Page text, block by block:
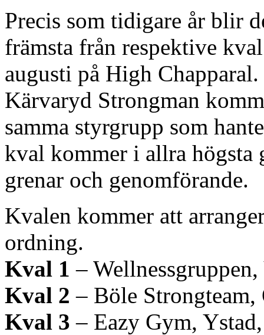
Precis som tidigare år blir
främsta från respektive
augusti på High
Kärvaryd Strongman
samma styrgrupp som
kval kommer i allra högsta
grenar och genomförande.
Kvalen kommer att
ordning.
Kval 1 –
Kval 2 – Böle
Kval 3 – Eazy Gym,